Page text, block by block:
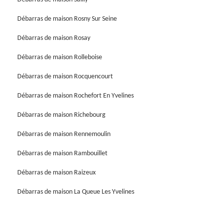
Débarras de maison Rosny Sur Seine
Débarras de maison Rosay
Débarras de maison Rolleboise
Débarras de maison Rocquencourt
Débarras de maison Rochefort En Yvelines
Débarras de maison Richebourg
Débarras de maison Rennemoulin
Débarras de maison Rambouillet
Débarras de maison Raizeux
Débarras de maison La Queue Les Yvelines